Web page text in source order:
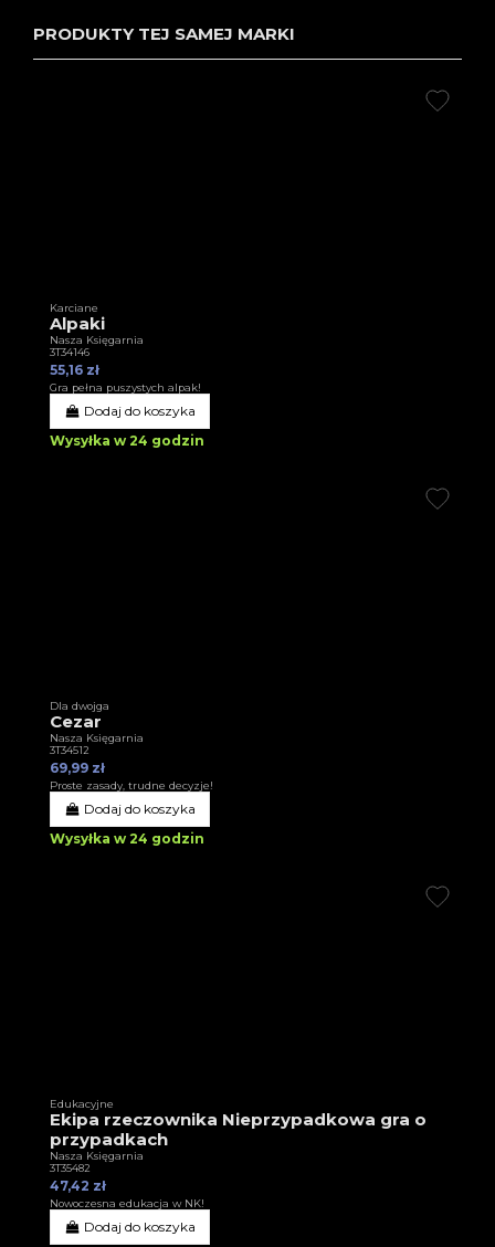
PRODUKTY TEJ SAMEJ MARKI
Karciane
Alpaki
Nasza Księgarnia
3T34146
55,16 zł
Gra pełna puszystych alpak!
Dodaj do koszyka
Wysyłka w 24 godzin
Dla dwojga
Cezar
Nasza Księgarnia
3T34512
69,99 zł
Proste zasady, trudne decyzje!
Dodaj do koszyka
Wysyłka w 24 godzin
Edukacyjne
Ekipa rzeczownika Nieprzypadkowa gra o
przypadkach
Nasza Księgarnia
3T35482
47,42 zł
Nowoczesna edukacja w NK!
Dodaj do koszyka